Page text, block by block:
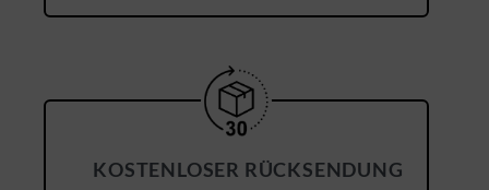
KOSTENLOSER RÜCKSENDUNG